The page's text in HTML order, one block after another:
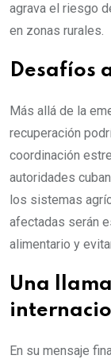
agrava el riesgo
en zonas rurales.
Desafíos
Más allá de la
recuperación
coordinación
autoridades
los sistemas
afectadas serán
alimentario y
Una
En su mensaje